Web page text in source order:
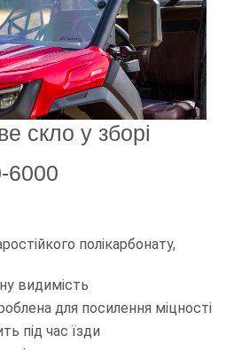
скло у зборі
6000
полікарбонату,
видимість
для посилення міцності
під час їзди